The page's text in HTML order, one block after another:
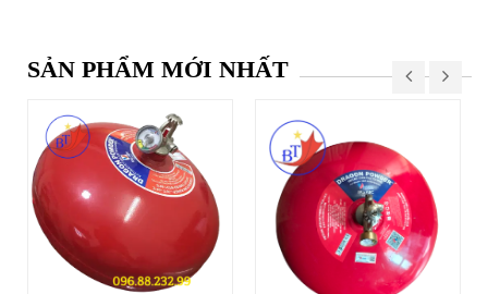
SẢN PHẨM MỚI NHẤT